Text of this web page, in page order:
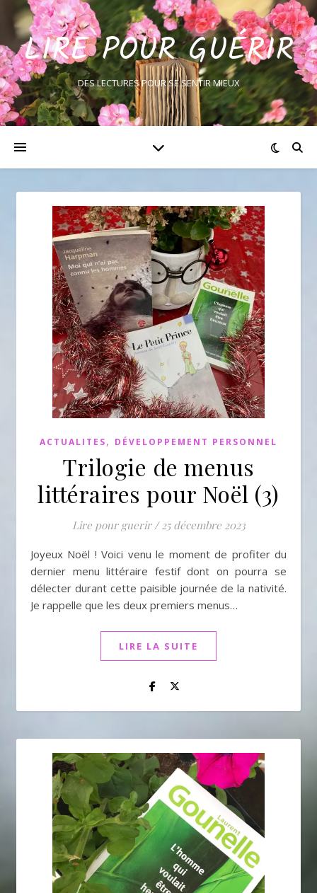
LIRE POUR GUÉRIR
DES LECTURES POUR SE SENTIR MIEUX
ACTUALITES, DÉVELOPPEMENT PERSONNEL
Trilogie de menus
littéraires pour Noël (3)
Lire pour guerir / 25 décembre 2023
Joyeux Noël ! Voici venu le moment de profiter du
dernier menu littéraire festif dont on pourra se
délecter durant cette paisible journée de la nativité.
Je rappelle que les deux premiers menus…
LIRE LA SUITE